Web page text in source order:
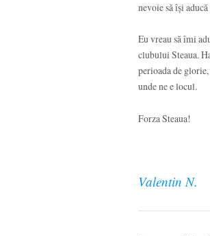
nevoie să își
Eu vreau să îmi
clubului Steaua.
perioada de
unde ne e locul.
Forza Steaua!
Valentin N.